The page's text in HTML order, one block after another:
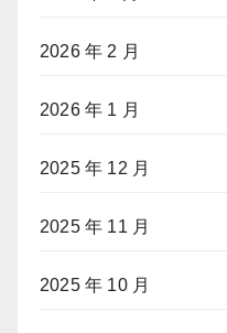
2026 年 2 月
2026 年 1 月
2025 年 12 月
2025 年 11 月
2025 年 10 月